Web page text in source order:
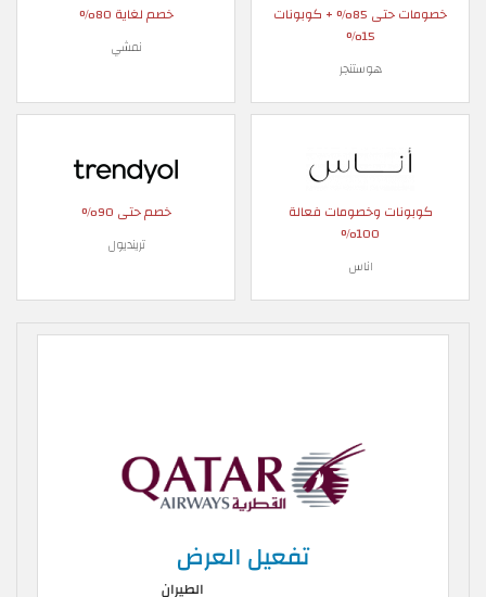
خصومات حتى 85% + كوبونات
15%
هوستنجر
خصم لغاية 80%
نمشي
كوبونات وخصومات فعالة
100%
اناس
خصم حتى 90%
ترينديول